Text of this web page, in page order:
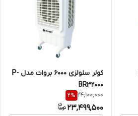
کولر سلولزی 6000 بروات مدل P-
BR32000
24,100,000
2%
23,499,500